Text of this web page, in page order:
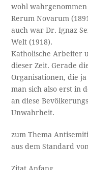
wohl
Rerum Novarum
auch war Dr. Ignaz
Welt (1918).
Katholische Arbeiter
dieser Zeit. Gerade
Organisationen, die
man sich also erst in
an diese
Unwahrheit.
zum Thema
aus dem Standard